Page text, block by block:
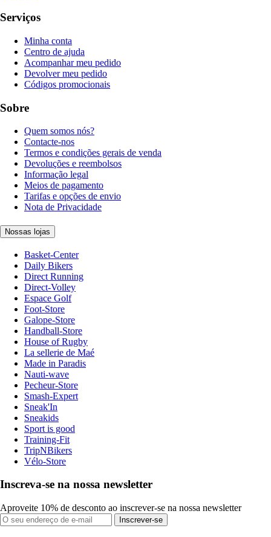
Serviços
Minha conta
Centro de ajuda
Acompanhar meu pedido
Devolver meu pedido
Códigos promocionais
Sobre
Quem somos nós?
Contacte-nos
Termos e condições gerais de venda
Devoluções e reembolsos
Informação legal
Meios de pagamento
Tarifas e opções de envio
Nota de Privacidade
Nossas lojas
Basket-Center
Daily Bikers
Direct Running
Direct-Volley
Espace Golf
Foot-Store
Galope-Store
Handball-Store
House of Rugby
La sellerie de Maé
Made in Paradis
Nauti-wave
Pecheur-Store
Smash-Expert
Sneak'In
Sneakids
Sport is good
Training-Fit
TripNBikers
Vélo-Store
Inscreva-se na nossa newsletter
Aproveite 10% de desconto ao inscrever-se na nossa newsletter
Inscrever-se